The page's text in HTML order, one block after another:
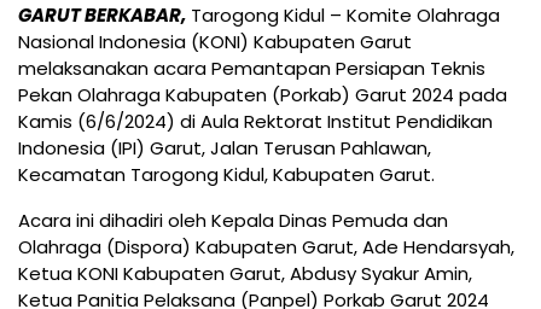
GARUT BERKABAR, Tarogong Kidul – Komite Olahraga
Nasional Indonesia (KONI) Kabupaten Garut
melaksanakan acara Pemantapan Persiapan Teknis
Pekan Olahraga Kabupaten (Porkab) Garut 2024 pada
Kamis (6/6/2024) di Aula Rektorat Institut Pendidikan
Indonesia (IPI) Garut, Jalan Terusan Pahlawan,
Kecamatan Tarogong Kidul, Kabupaten Garut.
Acara ini dihadiri oleh Kepala Dinas Pemuda dan
Olahraga (Dispora) Kabupaten Garut, Ade Hendarsyah,
Ketua KONI Kabupaten Garut, Abdusy Syakur Amin,
Ketua Panitia Pelaksana (Panpel) Porkab Garut 2024